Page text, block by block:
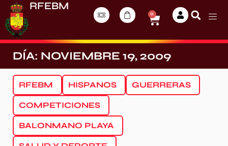
RFEBM
0
DÍA: NOVIEMBRE 19, 2009
RFEBM HISPANOS GUERRERAS
COMPETICIONES
BALONMANO PLAYA